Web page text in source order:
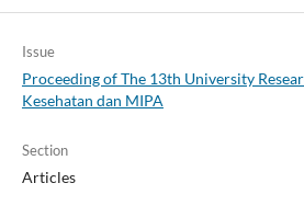
Issue
Proceeding of The 13th University
Kesehatan dan MIPA
Section
Articles